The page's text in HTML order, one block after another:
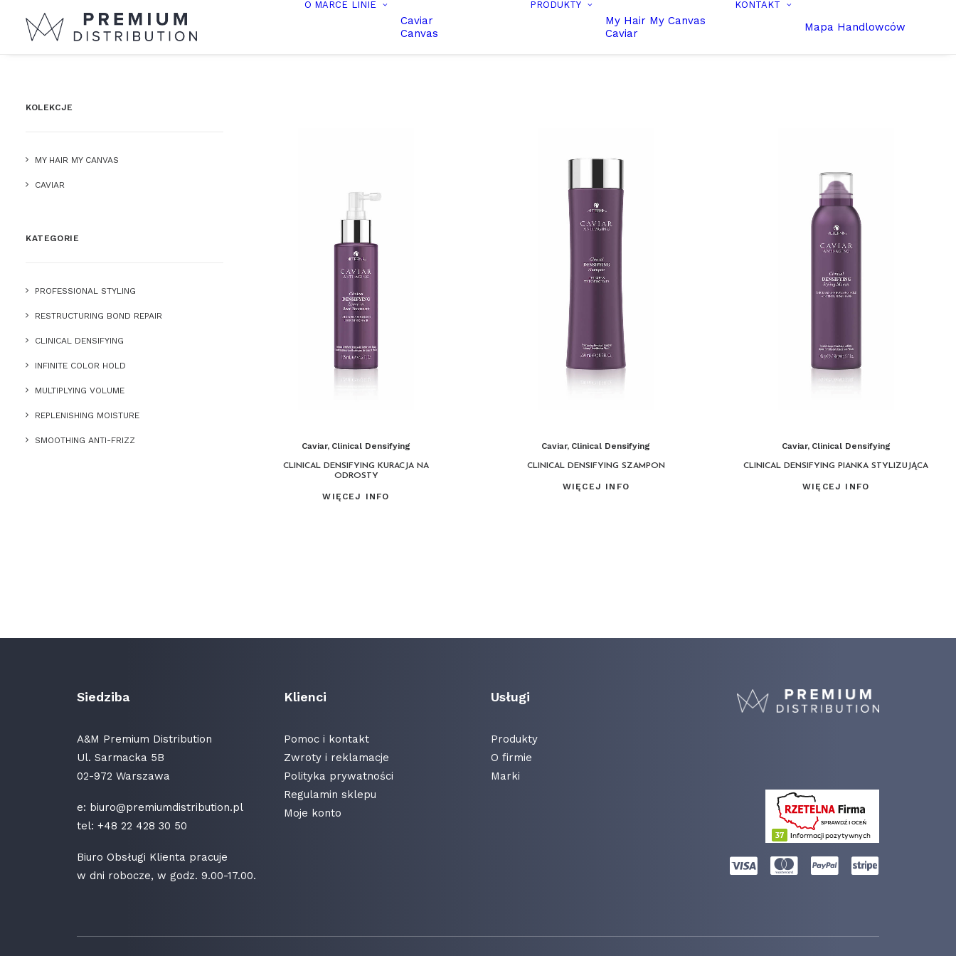
O MARCE LINIE
Caviar
Canvas
PRODUKTY
My Hair My Canvas
Caviar
KONTAKT
Mapa Handlowców
KOLEKCJE
MY HAIR MY CANVAS
CAVIAR
KATEGORIE
PROFESSIONAL STYLING
RESTRUCTURING BOND REPAIR
CLINICAL DENSIFYING
INFINITE COLOR HOLD
MULTIPLYING VOLUME
REPLENISHING MOISTURE
SMOOTHING ANTI-FRIZZ
Caviar, Clinical Densifying
CLINICAL DENSIFYING KURACJA NA
ODROSTY
WIĘCEJ INFO
Caviar, Clinical Densifying
CLINICAL DENSIFYING SZAMPON
WIĘCEJ INFO
Caviar, Clinical Densifying
CLINICAL DENSIFYING PIANKA STYLIZUJĄCA
WIĘCEJ INFO
Siedziba
A&M Premium Distribution
Ul. Sarmacka 5B
02-972 Warszawa
e: biuro@premiumdistribution.pl
tel: +48 22 428 30 50
Biuro Obsługi Klienta pracuje
w dni robocze, w godz. 9.00-17.00.
Klienci
Pomoc i kontakt
Zwroty i reklamacje
Polityka prywatności
Regulamin sklepu
Moje konto
Usługi
Produkty
O firmie
Marki